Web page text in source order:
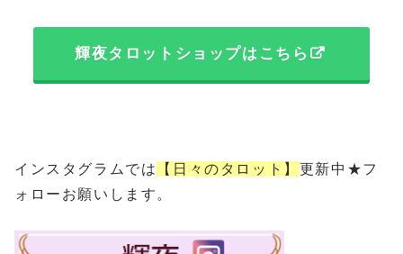
輝夜タロットショップはこちら
インスタグラムでは 【日々のタロット】 更新中★フ
ォローお願いします。